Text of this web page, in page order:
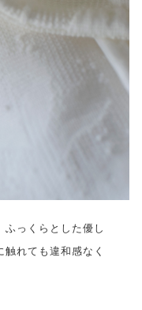
っくらとした優し
れても違和感なく